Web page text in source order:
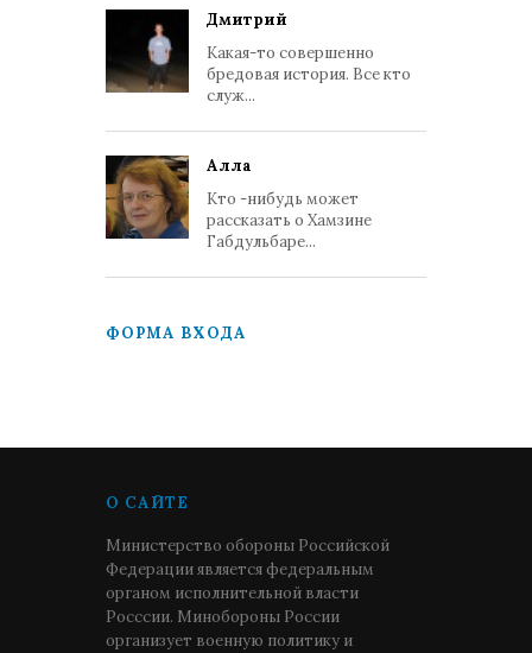
Дмитрий
Какая-то совершенно
бредовая история. Все кто
служ...
Алла
Кто -нибудь может
рассказать о Хамзине
Габдульбаре...
ФОРМА ВХОДА
О САЙТЕ
Министерство обороны Российской
Федерации является федеральным
органом исполнительной власти
Росссии. Минобороны России
организует военную политику и